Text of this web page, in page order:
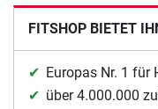
FITSHOP BIETET
Europas Nr. 1 für
über 4.000.000